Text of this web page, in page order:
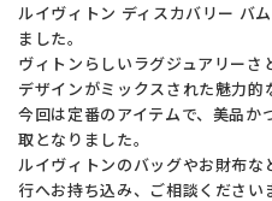
ルイヴィトン ディスカバリー バ
ました。
ヴィトンらしいラグジュアリー
デザインがミックスされた魅力
今回は定番のアイテムで、美品か
取となりました。
ルイヴィトンのバッグやお財布
行へお持ち込み、ご相談ください